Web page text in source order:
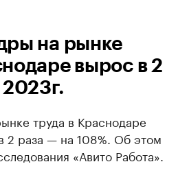
на рынке
вырос в 2
2023г.
труда в Краснодаре
2 раза — на 108%. Об этом
«Авито Работа».